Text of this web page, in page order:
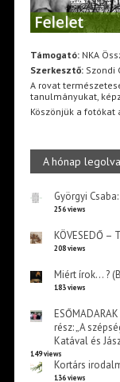
Támogató:NKA
Szerkesztő:Szondi
A rovat
tanulmányukat,
Köszönjük a fotókat
A hónap
Györgyi
256 views
KÖVESEDŐ –
208 views
Miért írok… ?
183 views
rész: „A
Katával és
149 views
Kortárs
136 views